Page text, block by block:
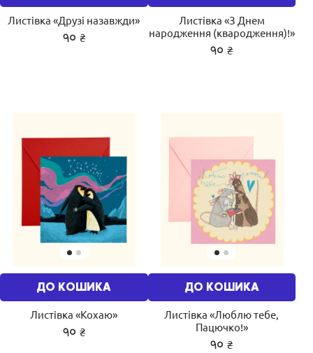
Листівка «Друзі назавжди»
90 ₴
Листівка «З Днем
народження (квародження)!»
90₴
ДО КОШИКА
Листівка «Кохаю»
90 ₴
ДО КОШИКА
Листівка «Люблю тебе,
Пацючко!»
90₴